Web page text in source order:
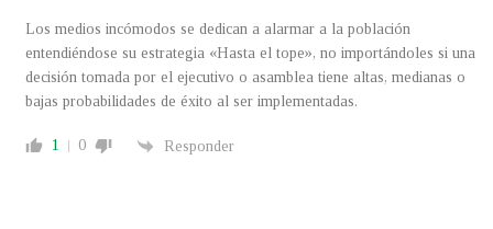
Los medios incómodos se dedican a alarmar a la población
entendiéndose su estrategia «Hasta el tope», no importándoles si una
decisión tomada por el ejecutivo o asamblea tiene altas, medianas o
bajas probabilidades de éxito al ser implementadas.
1 0 Responder